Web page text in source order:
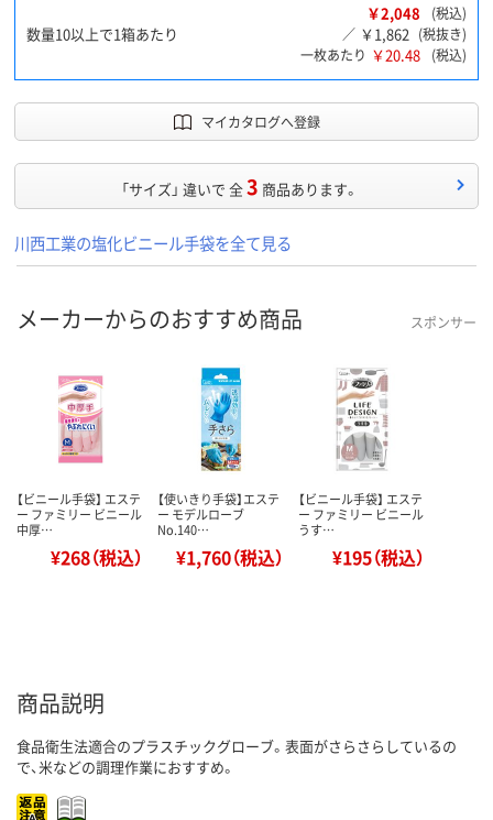
数量10以上で1箱あたり
￥2,048
(税込)
／ ￥1,862 (税抜き)
一枚あたり ￥20.48 (税込)
マイカタログへ登録
「サイズ」 違いで 全3 商品あります。
川西工業の塩化ビニール手袋を全て見る
メーカーからのおすすめ商品 スポンサー
【ビニール手袋】 エステ
ー ファミリー ビニール
中厚…
¥268（税込）
【使いきり手袋】エステ
ー モデルローブ
No.140…
¥1,760（税込）
【ビニール手袋】 エステ
ー ファミリー ビニール
うす…
¥195（税込）
商品説明
食品衛生法適合のプラスチックグローブ。表面がさらさらしているの
で、米などの調理作業におすすめ。